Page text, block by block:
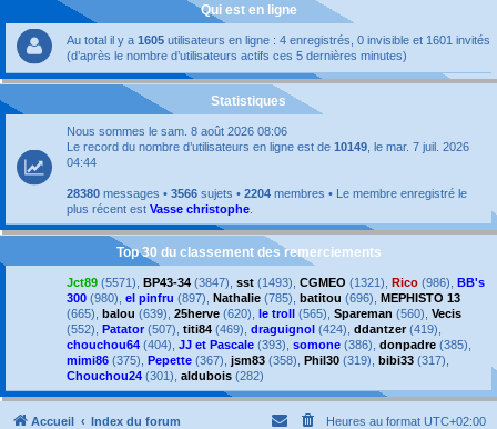
Qui est en ligne
Au total il y a 1605 utilisateurs en ligne : 4 enregistrés, 0 invisible et 1601 invités
(d’après le nombre d’utilisateurs actifs ces 5 dernières minutes)
Statistiques
Nous sommes le sam. 8 août 2026 08:06
Le record du nombre d’utilisateurs en ligne est de 10149 , le mar. 7 juil. 2026
04:44
28380 messages • 3566 sujets • 2204 membres • Le membre enregistré le
plus récent est Vasse christophe
Top 30 du classement des remerciements
Jct89 (5571), BP43-34 (3847), sst (1493), CGMEO (1321), Rico (986), BB's
300 (980), el pinfru (897), Nathalie (785), batitou (696), MEPHISTO 13
(665), balou (639), 25herve (620), le troll (565), Spareman (560), Vecis
(552), Patator (507), titi84 (469), draguignol (424), ddantzer(419),
chouchou64 (404), JJ et Pascale (393), somone (386), donpadre (385),
mimi86 (375), Pepette (367), jsm83 (358), Phil30 (319), bibi33 (317),
Chouchou24 (301), aldubois (282)
Accueil Index du forum Heures au format UTC+02:00